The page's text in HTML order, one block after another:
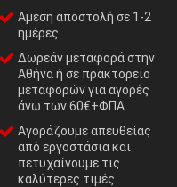
Αμεση αποστολή σε 1-2
ημέρες.
Δωρεάν μεταφορά στην
Αθήνα ή σε πρακτορείο
μεταφορών για αγορές
άνω των 60€+ΦΠΑ.
Αγοράζουμε απευθείας
από εργοστάσια και
πετυχαίνουμε τις
καλύτερες τιμές.